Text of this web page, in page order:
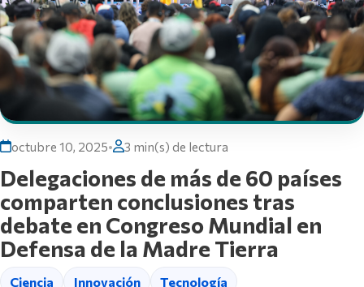
octubre 10, 2025• 3 min(s) de lectura
Delegaciones de más de 60 países
comparten conclusiones tras
debate en Congreso Mundial en
Defensa de la Madre Tierra
Ciencia Innovación Tecnología